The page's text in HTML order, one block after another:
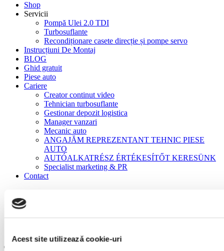
Acest site utilizează cookie-uri
Shop
Servicii
Pompă Ulei 2.0 TDI
Turbosuflante
Recondiționare casete direcție și pompe servo
Instrucțiuni De Montaj
BLOG
Ghid gratuit
Piese auto
Cariere
Creator continut video
Tehnician turbosuflante
Gestionar depozit logistica
Manager vanzari
Mecanic auto
ANGAJĂM REPREZENTANT TEHNIC PIESE
AUTO
AUTÓALKATRÉSZ ÉRTÉKESÍTŐT KERESÜNK
Specialist marketing & PR
Contact
Turbosuflante
Turbosuflante Reconditionate
Turbina John Deere